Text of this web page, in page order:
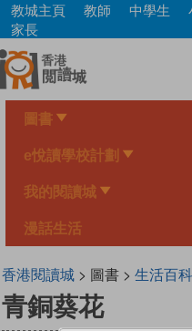
Skip
main
content
教城主頁 教師 中學生
家長
圖書
e悅讀學校計劃
我的閱讀城
漫話生活
香港閱讀城> 圖書 > 生活百科
青銅葵花